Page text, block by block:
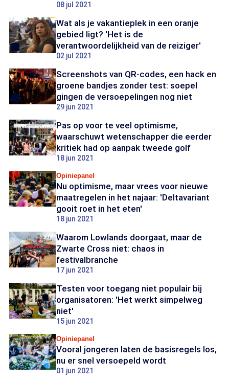
08 jul 2021
Wat als je vakantieplek in een oranje
gebied ligt? 'Het is de
verantwoordelijkheid van de reiziger'
02 jul 2021
Screenshots van QR-codes, een hack en
groene bandjes zonder test: soepel
gingen de versoepelingen nog niet
29 jun 2021
Pas op voor te veel optimisme,
waarschuwt wetenschapper die eerder
kritiek had op aanpak tweede golf
18 jun 2021
Opiniepanel
Nu optimisme, maar vrees voor nieuwe
maatregelen in het najaar: 'Deltavariant
gooit roet in het eten'
18 jun 2021
Waarom Lowlands doorgaat, maar de
Zwarte Cross niet: chaos in
festivalbranche
17 jun 2021
Testen voor toegang niet populair bij
organisatoren: 'Het werkt simpelweg
niet'
15 jun 2021
Opiniepanel
Vooral jongeren laten de basisregels los,
nu er snel versoepeld wordt
01 jun 2021